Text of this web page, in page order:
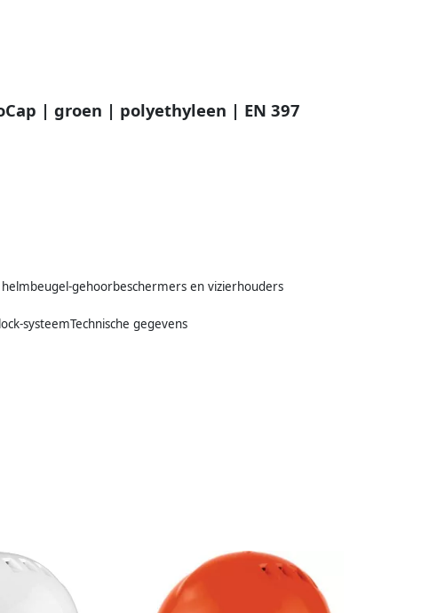
| groen | polyethyleen | EN 397
gehoorbeschermers en vizierhouders
systeemTechnische gegevens